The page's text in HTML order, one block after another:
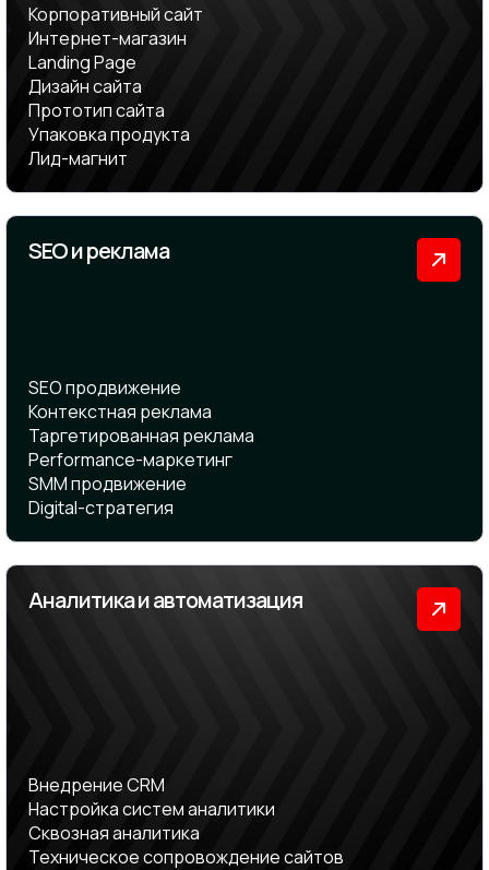
Корпоративный сайт
Интернет-магазин
Landing Page
Дизайн сайта
Прототип сайта
Упаковка продукта
Лид-магнит
SEO и реклама
SEO продвижение
Контекстная реклама
Таргетированная реклама
Performance-маркетинг
SMM продвижение
Digital-стратегия
Аналитика и автоматизация
Внедрение CRM
Настройка систем аналитики
Сквозная аналитика
Техническое сопровождение сайтов